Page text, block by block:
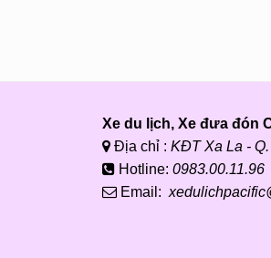
Xe du lịch, Xe đưa đón
Địa chỉ : KĐT Xa La -
Hotline: 0983.00.11.96
Email: